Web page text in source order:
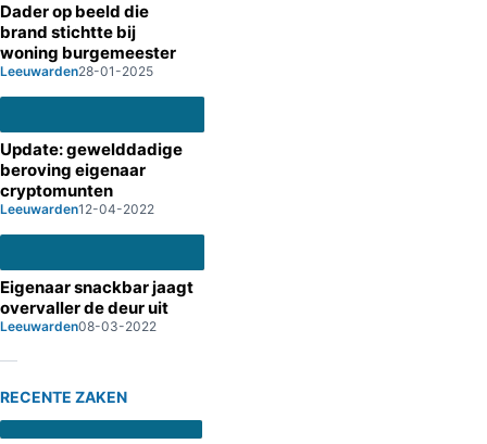
Dader op beeld die
brand stichtte bij
woning burgemeester
Leeuwarden28-01-2025
Update: gewelddadige
beroving eigenaar
cryptomunten
Leeuwarden12-04-2022
Eigenaar snackbar jaagt
overvaller de deur uit
Leeuwarden08-03-2022
RECENTE ZAKEN